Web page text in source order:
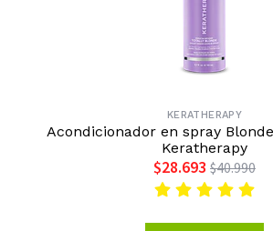
KERATHERAPY
Acondicionador en spray Blonde Violet 110ml
Keratherapy
$28.693 $40.990